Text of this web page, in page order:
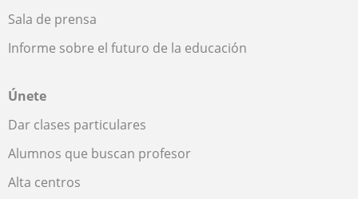
Sala de prensa
Informe sobre el futuro de la educación
Únete
Dar clases particulares
Alumnos que buscan profesor
Alta centros